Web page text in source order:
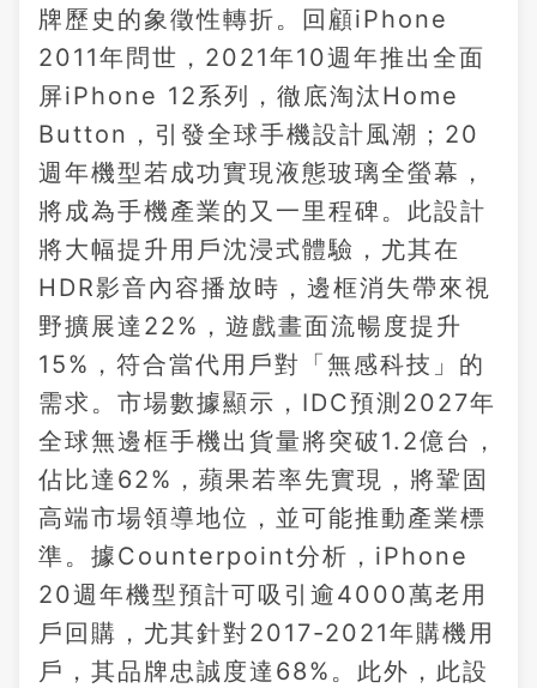
牌歷史的象徵性轉折。回顧iPhone
2011年問世，2021年10週年推出全面
屏iPhone 12系列，徹底淘汰Home
Button，引發全球手機設計風潮；20
週年機型若成功實現液態玻璃全螢幕，
將成為手機產業的又一里程碑。此設計
將大幅提升用戶沈浸式體驗，尤其在
HDR影音內容播放時，邊框消失帶來視
野擴展達22%，遊戲畫面流暢度提升
15%，符合當代用戶對「無感科技」的
需求。市場數據顯示，IDC預測2027年
全球無邊框手機出貨量將突破1.2億台，
佔比達62%，蘋果若率先實現，將鞏固
高端市場領導地位，並可能推動產業標
準。據Counterpoint分析，iPhone
20週年機型預計可吸引逾4000萬老用
戶回購，尤其針對2017-2021年購機用
戶，其品牌忠誠度達68%。此外，此設